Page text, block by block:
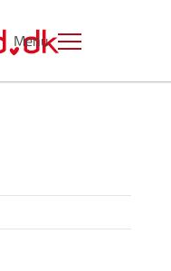
Menu